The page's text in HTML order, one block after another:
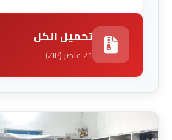
تحميل الكل
21 عنصر (ZIP)